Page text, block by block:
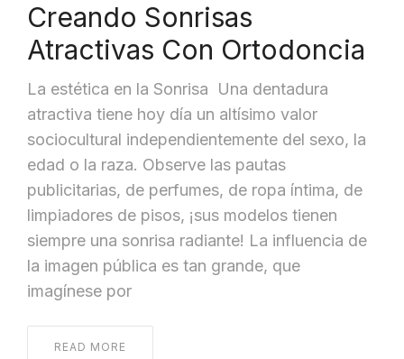
Creando Sonrisas
Atractivas Con Ortodoncia
La estética en la Sonrisa Una dentadura
atractiva tiene hoy día un altísimo valor
sociocultural independientemente del sexo, la
edad o la raza. Observe las pautas
publicitarias, de perfumes, de ropa íntima, de
limpiadores de pisos, ¡sus modelos tienen
siempre una sonrisa radiante! La influencia de
la imagen pública es tan grande, que
imagínese por
READ MORE